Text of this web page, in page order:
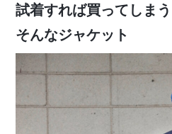
試着すれば買ってしまう
そんなジャケット